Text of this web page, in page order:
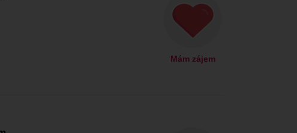
Mám zájem